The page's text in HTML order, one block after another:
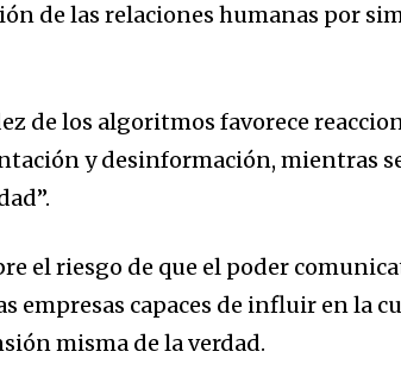
de las relaciones humanas por
de los algoritmos favorece
y desinformación, mientras
el riesgo de que el poder
empresas capaces de influir en la
misma de la verdad.